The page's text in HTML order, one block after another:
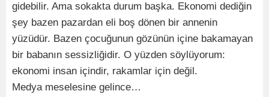
gidebilir. Ama sokakta durum başka. Ekonomi dediğin
şey bazen pazardan eli boş dönen bir annenin
yüzüdür. Bazen çocuğunun gözünün içine bakamayan
bir babanın sessizliğidir. O yüzden söylüyorum:
ekonomi insan içindir, rakamlar için değil.
Medya meselesine gelince…